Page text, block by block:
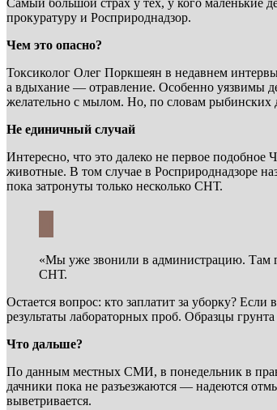
прокуратуру и Росприроднадзор.
Чем это опасно?
Токсиколог Олег Поркшеян в недавнем
а вдыхание — отравление. Особенно уязвимы
желательно с мылом. Но, по словам рыбинских
Не единичный случай
Интересно, что это далеко не первое
животные. В том случае в Росприроднадзоре
пока затронуты только несколько СНТ.
«Мы уже звонили в администрацию. Там
СНТ.
Остается вопрос: кто заплатит за уборку?
результаты лабораторных проб. Образцы
Что дальше?
По данным местных СМИ, в понедельник в
дачники пока не разъезжаются — надеются
выветривается.